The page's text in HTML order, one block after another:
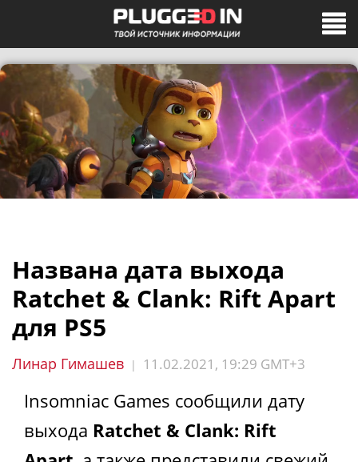
Названа дата выхода
Ratchet & Clank: Rift Apart
для PS5
Линар Гимашев | 11.02.2021, 19:29 GMT+3
Insomniac Games сообщили дату
выхода Ratchet & Clank: Rift